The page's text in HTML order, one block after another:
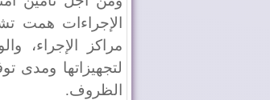
الإجراءات همت
مراكز الإجراء،
لتجهيزاتها ومدى
الظروف.